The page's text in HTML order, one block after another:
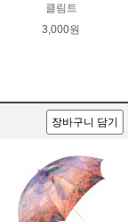
클림트
3,000원
장바구니 담기